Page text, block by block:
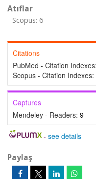
Atıflar
Scopus: 6
Citations
PubMed - Citation Indexes:
Scopus - Citation Indexes:
Captures
Mendeley - Readers: 9
- see details
Paylaş